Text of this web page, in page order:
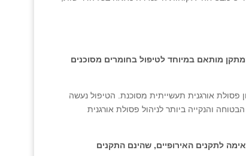
מותאם במיוחד לטיפול בחומרים מסוכנים
בכעשרות אלפי טון פסולת אורגנית תעשייתית מסוכנת. הטיפול נעשה
והנקייה ביותר לניהול פסולת אורגנית
לתקנים האירופיים, שהינם התקנים